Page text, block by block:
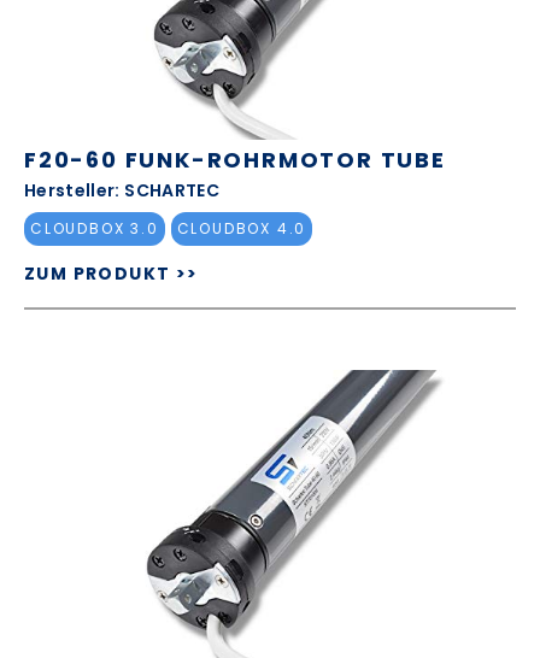
F20-60 FUNK-ROHRMOTOR TUBE
Hersteller: SCHARTEC
CLOUDBOX 3.0 CLOUDBOX 4.0
ZUM PRODUKT >>